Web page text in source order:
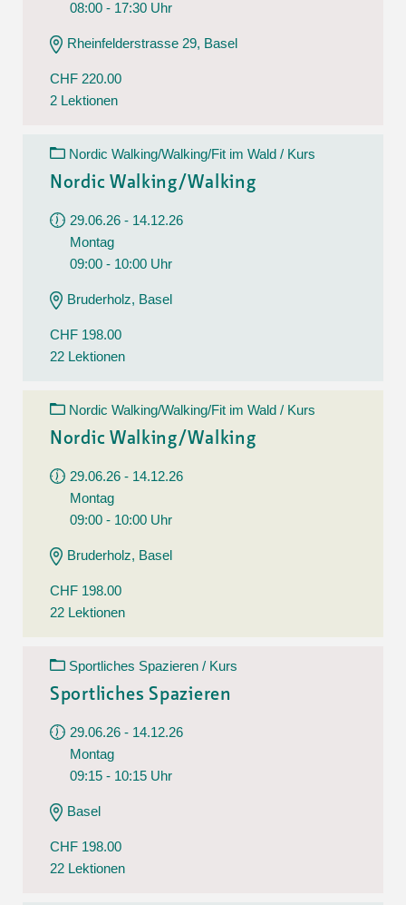
08:00 - 17:30 Uhr
Rheinfelderstrasse 29, Basel
CHF 220.00
2 Lektionen
Nordic Walking/Walking/Fit im Wald / Kurs
Nordic Walking/Walking
29.06.26 - 14.12.26
Montag
09:00 - 10:00 Uhr
Bruderholz, Basel
CHF 198.00
22 Lektionen
Nordic Walking/Walking/Fit im Wald / Kurs
Nordic Walking/Walking
29.06.26 - 14.12.26
Montag
09:00 - 10:00 Uhr
Bruderholz, Basel
CHF 198.00
22 Lektionen
Sportliches Spazieren / Kurs
Sportliches Spazieren
29.06.26 - 14.12.26
Montag
09:15 - 10:15 Uhr
Basel
CHF 198.00
22 Lektionen